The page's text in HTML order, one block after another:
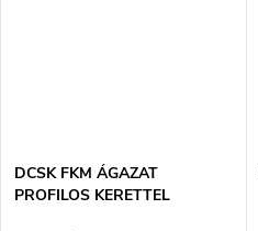
DCSK FKM ÁGAZAT
PROFILOS KERETTEL